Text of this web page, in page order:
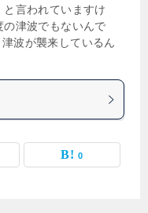
⾔われていますけ
津波でもないんで
波が襲来しているん
0